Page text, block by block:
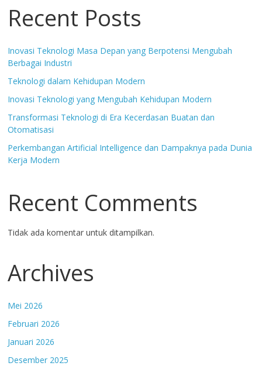
Recent Posts
Inovasi Teknologi Masa Depan yang Berpotensi Mengubah
Berbagai Industri
Teknologi dalam Kehidupan Modern
Inovasi Teknologi yang Mengubah Kehidupan Modern
Transformasi Teknologi di Era Kecerdasan Buatan dan
Otomatisasi
Perkembangan Artificial Intelligence dan Dampaknya pada Dunia
Kerja Modern
Recent Comments
Tidak ada komentar untuk ditampilkan.
Archives
Mei 2026
Februari 2026
Januari 2026
Desember 2025